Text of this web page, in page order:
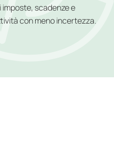
scadenze e
con meno incertezza.